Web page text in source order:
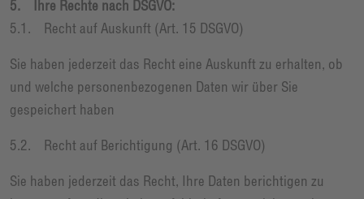
5. Ihre Rechte nach DSGVO:
5.1. Recht auf Auskunft (Art. 15 DSGVO)
Sie haben jederzeit das Recht eine Auskunft zu erhalten, ob
und welche personenbezogenen Daten wir über Sie
gespeichert haben
5.2. Recht auf Berichtigung (Art. 16 DSGVO)
Sie haben jederzeit das Recht, Ihre Daten berichtigen zu